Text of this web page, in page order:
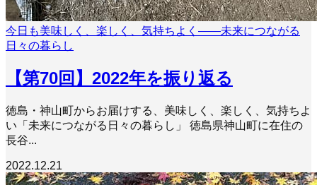
今日も美味しく、楽しく、気持ちよく――未来につながる
日々の暮らし
【第70回】2022年を振り返る
徳島・神山町からお届けする、美味しく、楽しく、気持ちよ
い「未来につながる日々の暮らし」 徳島県神山町に在住の
長谷...
2022.12.21